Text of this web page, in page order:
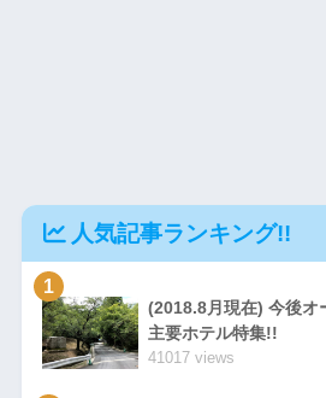
人気記事ランキング!!
1
(2018.8月現在) 今後オ
主要ホテル特集!!
41017 views